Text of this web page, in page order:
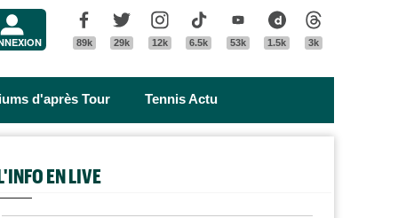
Facebook
89k
Twitter
29k
Instagram
12k
Tik Tok
6.5k
Youtube
53k
Dailymotion
1.5k 3k
d'après Tour Tennis Actu
EN LIVE